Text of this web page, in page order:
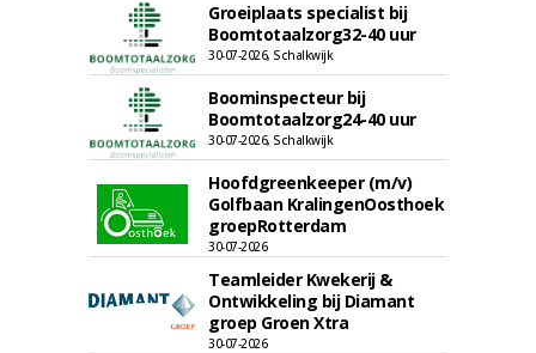
Groeiplaats specialist bij
Boomtotaalzorg32-40 uur
30-07-2026, Schalkwijk
Boominspecteur bij
Boomtotaalzorg24-40 uur
30-07-2026, Schalkwijk
Hoofdgreenkeeper (m/v)
Golfbaan KralingenOosthoek
groepRotterdam
30-07-2026
Teamleider Kwekerij &
Ontwikkeling bij Diamant
groep Groen Xtra
30-07-2026